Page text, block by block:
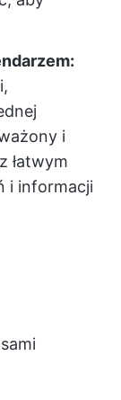
i
łatwym
i informacji